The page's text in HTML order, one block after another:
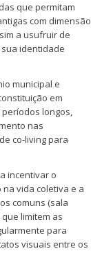
que permitam
com dimensão
a usufruir de
identidade
municipal e
em
longos,
nas
co-living para
incentivar o
vida coletiva e a
comuns (sala
limitem as
para
visuais entre os